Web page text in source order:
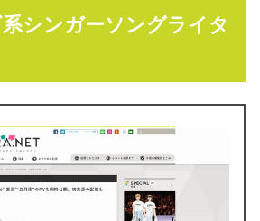
シンガーソングライタ